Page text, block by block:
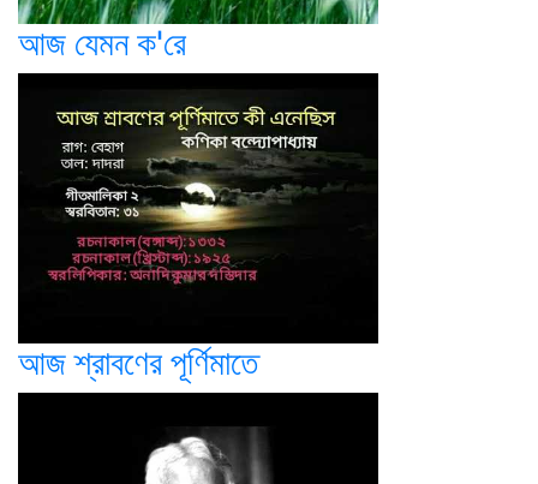
আজ যেমন ক'রে
আজ শ্রাবণের পূর্ণিমাতে